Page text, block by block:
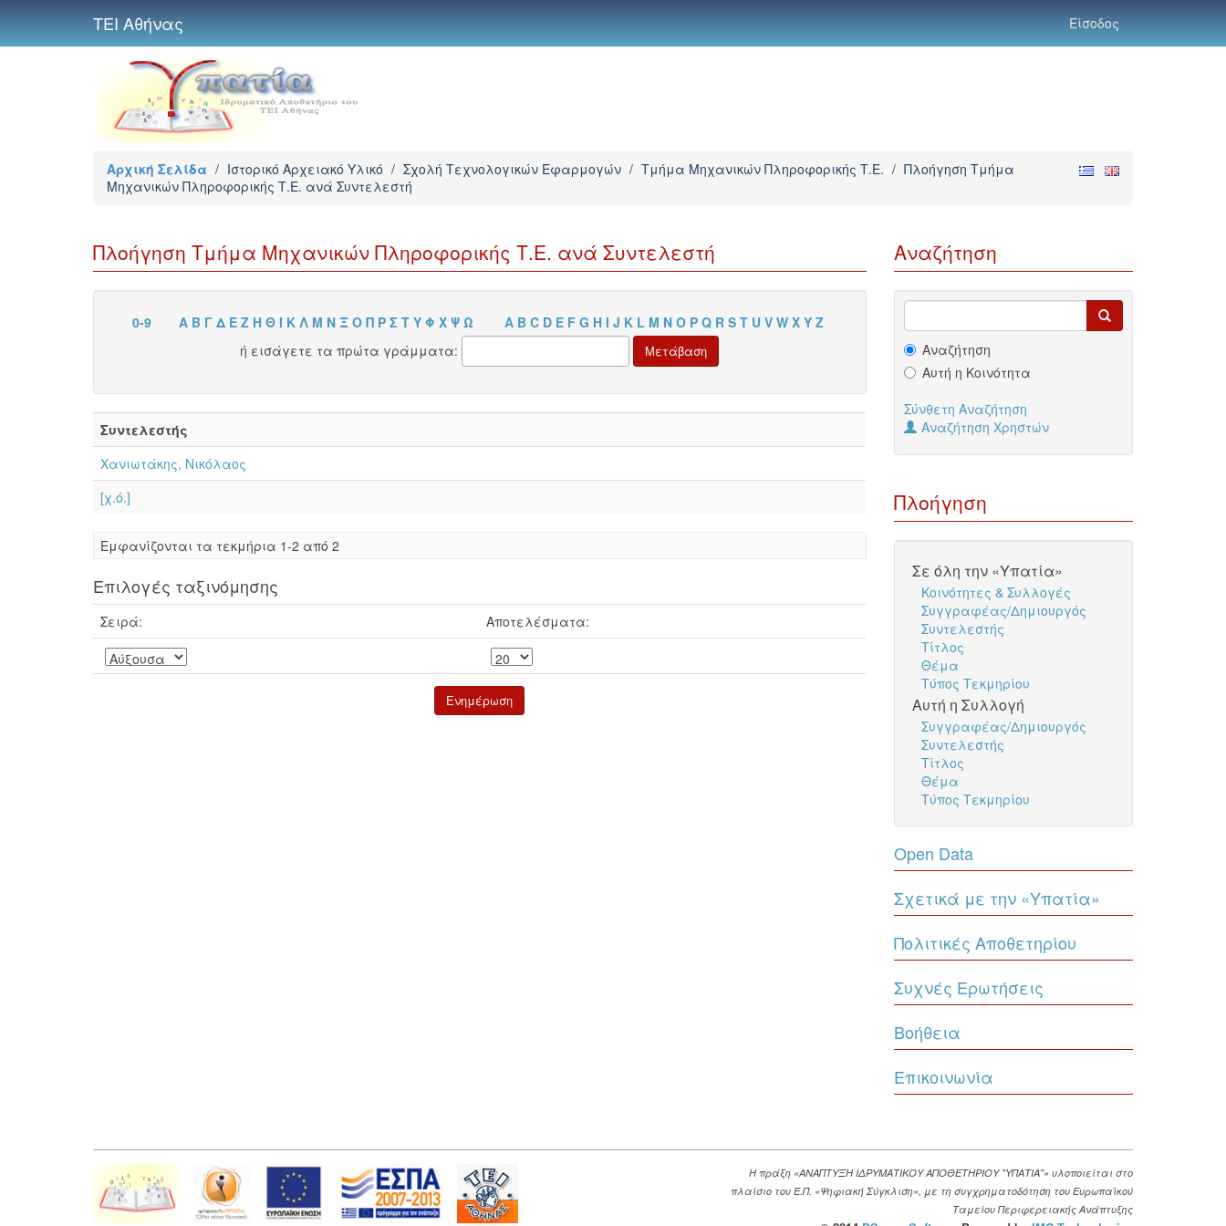
ΤΕΙ Αθήνας Είσοδος
Αρχική Σελίδα / Ιστορικό Αρχειακό Υλικό / Σχολή Τεχνολογικών Εφαρμογών / Τμήμα Μηχανικών Πληροφορικής Τ.Ε. / Πλοήγηση Τμήμα
Μηχανικών Πληροφορικής Τ.Ε. ανά Συντελεστή
Πλοήγηση Τμήμα Μηχανικών Πληροφορικής Τ.Ε. ανά Συντελεστή
0-9 Α Β Γ Δ Ε Ζ Η Θ Ι Κ Λ Μ Ν Ξ Ο Π Ρ Σ Τ Υ Φ Χ Ψ Ω A B C D E F G H I J K L M N O P Q R S T U V W X Y Z
ή εισάγετε τα πρώτα γράμματα:
Συντελεστής
Χανιωτάκης, Νικόλαος
[χ.ό.]
Eμφανίζονται τα τεκμήρια 1-2 από 2
Επιλογές ταξινόμησης
Σειρά: Αποτελέσματα:
Αναζήτηση
Αναζήτηση
Αυτή η Κοινότητα
Σύνθετη Αναζήτηση
Αναζήτηση Χρηστών
Πλοήγηση
Σε όλη την «Υπατία»
Κοινότητες & Συλλογές
Συγγραφέας/Δημιουργός
Συντελεστής
Τίτλος
Θέμα
Τύπος Τεκμηρίου
Αυτή η Συλλογή
Συγγραφέας/Δημιουργός
Συντελεστής
Τίτλος
Θέμα
Τύπος Τεκμηρίου
Open Data
Σχετικά με την «Υπατία»
Πολιτικές Αποθετηρίου
Συχνές Ερωτήσεις
Βοήθεια
Επικοινωνία
Η πράξη «ΑΝΑΠΤΥΞΗ ΙΔΡΥΜΑΤΙΚΟΥ ΑΠΟΘΕΤΗΡΙΟΥ "ΥΠΑΤΙΑ"» υλοποιείται στο
πλαίσιο του Ε.Π. «Ψηφιακή Σύγκλιση», με τη συγχρηματοδότηση του Ευρωπαϊκού
Ταμείου Περιφερειακής Ανάπτυξης